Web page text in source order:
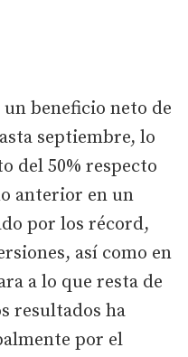
beneficio neto de
septiembre, lo
del 50% respecto
anterior en un
por los récord,
así como en
a lo que resta de
resultados ha
por el